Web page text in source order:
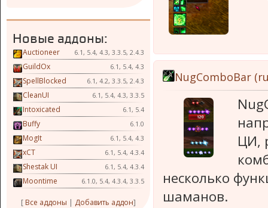
Новые аддоны:
Auctioneer 6.1, 5.4, 4.3, 3.3.5, 2.4.3
GuildOx 6.1, 5.4, 4.3
SpellBlocked 6.1, 4.2, 3.3.5, 2.4.3
CleanUI 6.1, 5.4, 4.3, 3.3.5
Intoxicated 6.1, 5.4
Buffy 6.1.0
MogIt 6.1, 5.4, 4.3
xCT 6.1, 5.4, 4.3.4
Shestak UI 6.1, 5.4, 4.3.4
Moontime 6.1.0, 5.4, 4.3.4, 3.3.5
[ Все аддоны | Добавить аддон]
NugComboBar
ЦИ,
несколько
шаманов.